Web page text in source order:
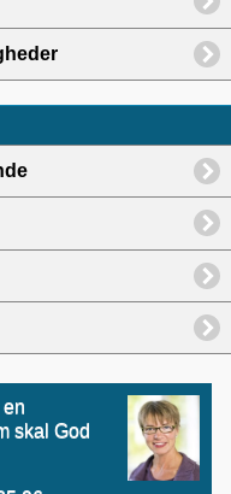
skal God